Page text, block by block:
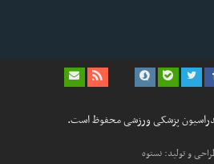
پزشکی ورزشی محفوظ است.
و تولید: نستوه